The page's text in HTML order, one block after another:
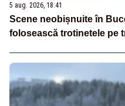
5 aug. 2026, 18:41
Scene neobișnuite în
folosească trotinetele pe